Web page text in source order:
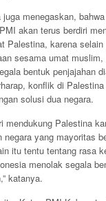
menegaskan,
akan terus berdiri
Palestina, karena selain
sesama umat
bentuk penjajahan
konflik di
solusi dua negara.
mendukung Palestina
negara yang mayoritas
itu tentu tentang rasa
menolak segala
katanya.